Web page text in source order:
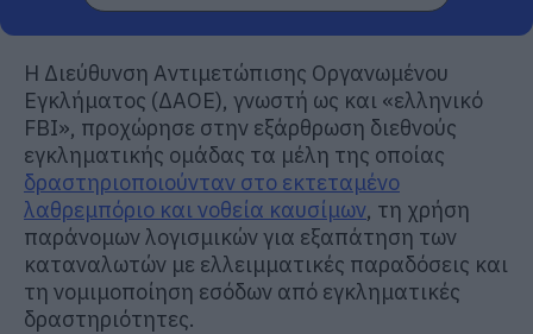
Η Διεύθυνση Αντιμετώπισης Οργανωμένου
Εγκλήματος (ΔΑΟΕ), γνωστή ως και «ελληνικό
FBI», προχώρησε στην εξάρθρωση διεθνούς
εγκληματικής ομάδας τα μέλη της οποίας
δραστηριοποιούνταν στο εκτεταμένο
λαθρεμπόριο και νοθεία καυσίμων, τη χρήση
παράνομων λογισμικών για εξαπάτηση των
καταναλωτών με ελλειμματικές παραδόσεις και
τη νομιμοποίηση εσόδων από εγκληματικές
δραστηριότητες.